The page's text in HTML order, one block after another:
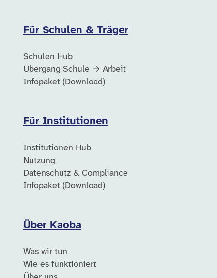
Für Schulen & Träger
Schulen Hub
Übergang Schule → Arbeit
Infopaket (Download)
Für Institutionen
Institutionen Hub
Nutzung
Datenschutz & Compliance
Infopaket (Download)
Über Kaoba
Was wir tun
Wie es funktioniert